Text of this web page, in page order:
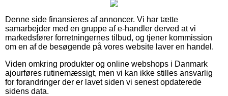
Denne side finansieres af annoncer. Vi har tætte
samarbejder med en gruppe af e-handler derved at vi
markedsfører forretningernes tilbud, og tjener kommission
om en af de besøgende på vores website laver en handel.
Viden omkring produkter og online webshops i Danmark
ajourføres rutinemæssigt, men vi kan ikke stilles ansvarlig
for forandringer der er lavet siden vi senest opdaterede
sidens data.